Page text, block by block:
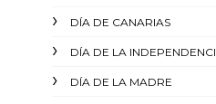
DÍA DE CANARIAS
DÍA DE LA
DÍA DE LA MADRE